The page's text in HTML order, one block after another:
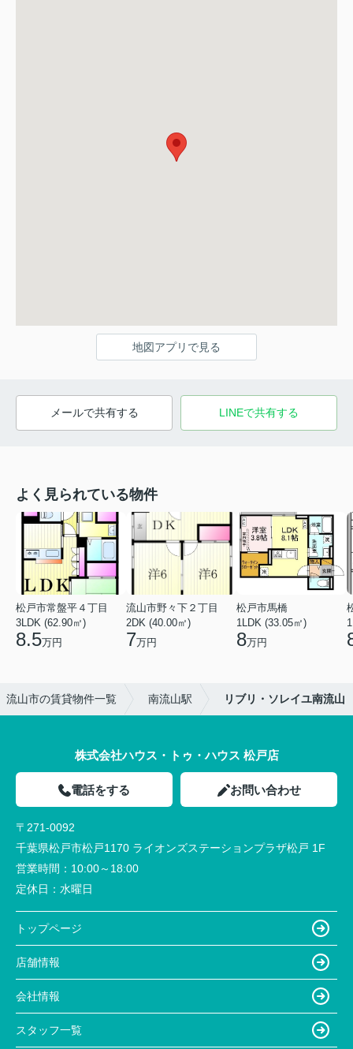
地図アプリで見る
メールで共有する LINEで共有する
よく見られている物件
松戸市常盤平４丁目
3LDK (62.90㎡)
8.5万円
流山市野々下２丁目
2DK (40.00㎡)
7万円
松戸市馬橋
1LDK (33.05㎡)
8万円
流山市の賃貸物件一覧 南流山駅 リブリ・ソレイユ南流山
株式会社ハウス・トゥ・ハウス 松戸店
電話をする お問い合わせ
〒271-0092
千葉県松戸市松戸1170 ライオンズステーションプラザ松戸 1F
営業時間： 10:00～18:00
定休日： 水曜日
トップページ
店舗情報
会社情報
スタッフ一覧